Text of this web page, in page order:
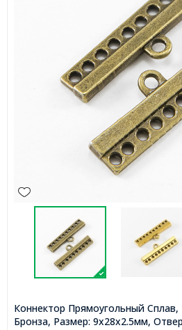
Коннектор Прямоугольный
Бронза, Размер: 9x28x2.5мм, Отверстие